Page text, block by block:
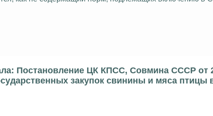
Постановление ЦК КПСС, Совмина СССР от
закупок свинины и мяса птицы